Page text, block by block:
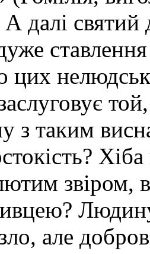
далі
цих
з таким
звіром,
але